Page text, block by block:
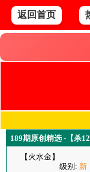
返回首页
189期原创精选 -【杀12
【火水金】
级别: 新